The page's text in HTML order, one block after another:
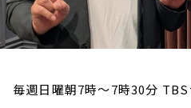
毎週日曜朝7時～7時30分 TBS